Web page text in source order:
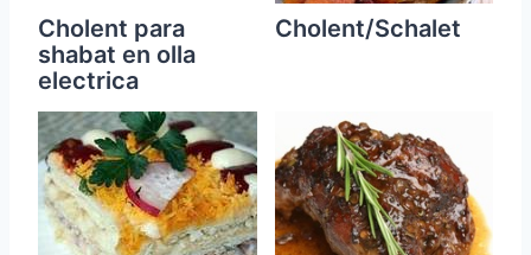
Cholent para
shabat en olla
electrica
Cholent/Schalet